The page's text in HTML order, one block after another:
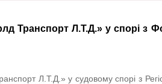
Транспорт Л.Т.Д.» у спорі
Л.Т.Д.» у судовому спорі з